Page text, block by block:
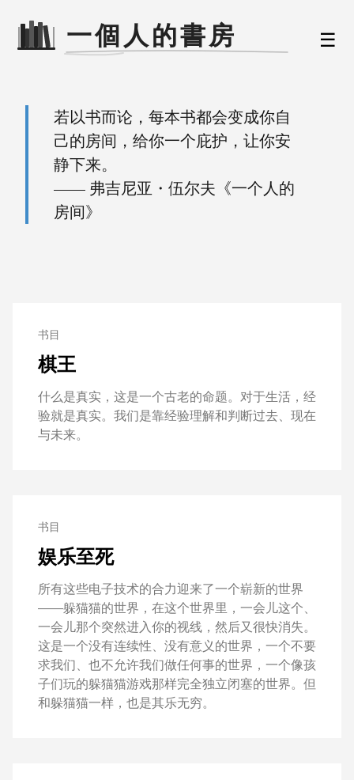
☰
若以书而论，每本书都会变成你自
己的房间，给你一个庇护，让你安
静下来。
—— 弗吉尼亚・伍尔夫《一个人的
房间》
书目
棋王
什么是真实，这是一个古老的命题。对于生活，经
验就是真实。我们是靠经验理解和判断过去、现在
与未来。
书目
娱乐至死
所有这些电子技术的合力迎来了一个崭新的世界
——躲猫猫的世界，在这个世界里，一会儿这个、
一会儿那个突然进入你的视线，然后又很快消失。
这是一个没有连续性、没有意义的世界，一个不要
求我们、也不允许我们做任何事的世界，一个像孩
子们玩的躲猫猫游戏那样完全独立闭塞的世界。但
和躲猫猫一样，也是其乐无穷。